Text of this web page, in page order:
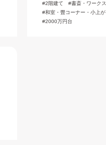
2階建て
書斎・ワーク
和室・畳コーナー・小上が
2000万円台